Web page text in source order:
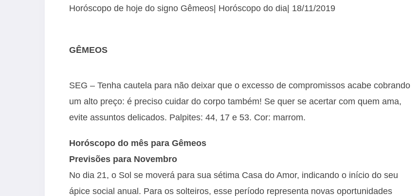
Horóscopo de hoje do signo Gêmeos| Horóscopo do dia| 18/11/2019
GÊMEOS
SEG – Tenha cautela para não deixar que o excesso de compromissos acabe cobrando
um alto preço: é preciso cuidar do corpo também! Se quer se acertar com quem ama,
evite assuntos delicados. Palpites: 44, 17 e 53. Cor: marrom.
Horóscopo do mês para Gêmeos
Previsões para Novembro
No dia 21, o Sol se moverá para sua sétima Casa do Amor, indicando o início do seu
ápice social anual. Para os solteiros, esse período representa novas oportunidades